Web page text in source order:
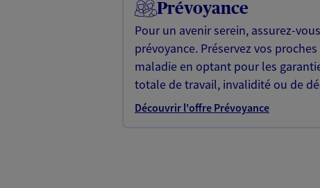
Prévoyance
Pour un avenir serein, assurez-
prévoyance. Préservez vos
maladie en optant pour les
totale de travail, invalidité ou de
Découvrir l'offre Prévoyance